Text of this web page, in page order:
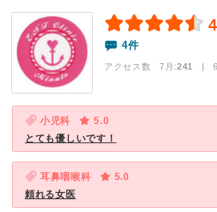
4件
アクセス数 7月:241 | 6
小児科
5.0
とても優しいです！
耳鼻咽喉科
5.0
頼れる女医